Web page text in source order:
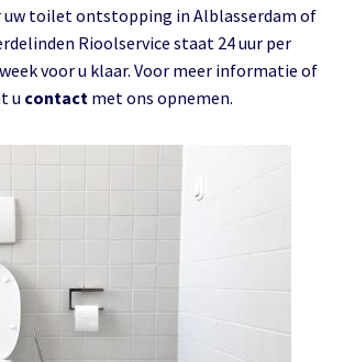
uw toilet ontstopping in Alblasserdam of
Rioolservice staat 24 uur per
voor u klaar. Voor meer informatie of
u contact met ons opnemen.